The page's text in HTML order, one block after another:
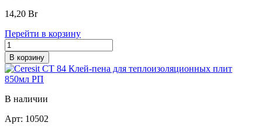
14,20 Br
Перейти в корзину
В корзину
В наличии
Арт: 10502